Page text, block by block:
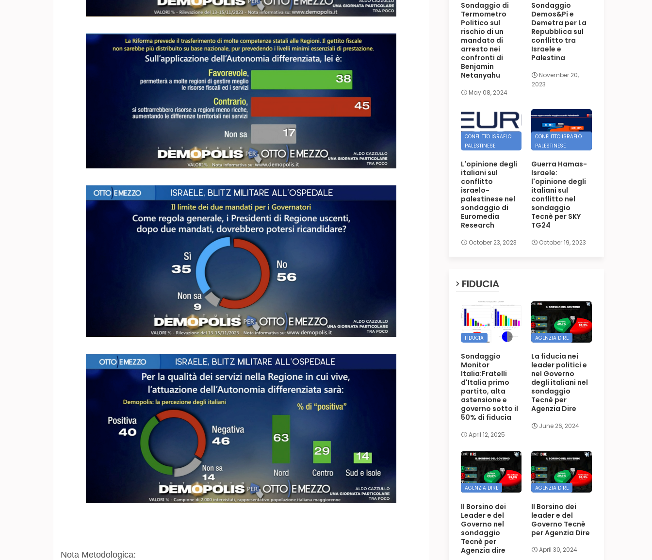
Nota Metodologica:
Sondaggio di
Termometro
Politico sul
rischio di un
mandato di
arresto nei
confronti di
Benjamin
Netanyahu
May 08, 2024
Sondaggio
Demos&Pi e
Demetra per La
Repubblica sul
conflitto tra
Israele e
Palestina
November 20,
2023
CONFLITTO ISRAELO
PALESTINESE
L'opinione degli
italiani sul
conflitto
israelo-
palestinese nel
sondaggio di
Euromedia
Research
October 23, 2023
CONFLITTO ISRAELO
PALESTINESE
Guerra Hamas-
Israele:
l'opinione degli
italiani sul
conflitto nel
sondaggio
Tecnè per SKY
TG24
October 19, 2023
FIDUCIA
FIDUCIA
Sondaggio
Monitor
Italia:Fratelli
d'Italia primo
partito, alta
astensione e
governo sotto il
50% di fiducia
April 12, 2025
AGENZIA DIRE
La fiducia nei
leader politici e
nel Governo
degli italiani nel
sondaggio
Tecnè per
Agenzia Dire
June 26, 2024
AGENZIA DIRE
Il Borsino dei
Leader e del
Governo nel
sondaggio
Tecnè per
Agenzia dire
AGENZIA DIRE
Il Borsino dei
leader e del
Governo Tecnè
per Agenzia Dire
April 30, 2024